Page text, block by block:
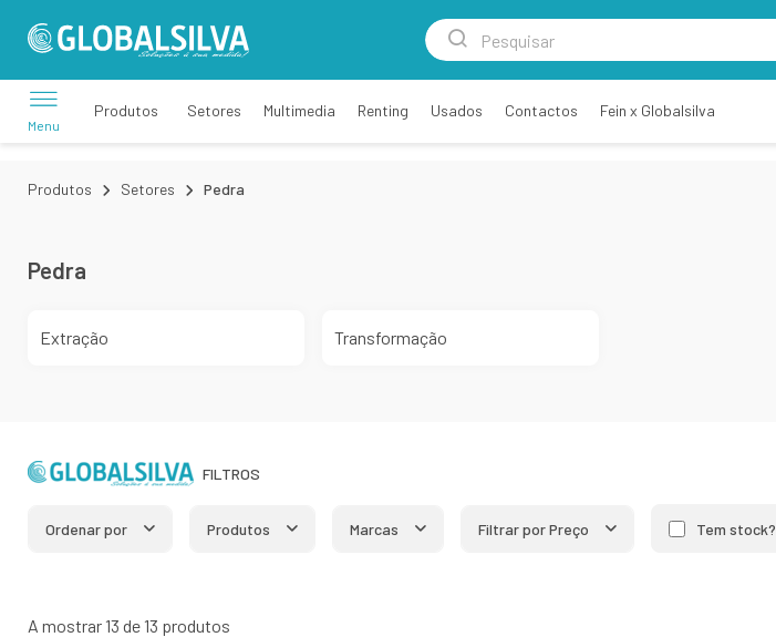
Menu
Produtos Setores Multimedia Renting Usados Contactos Fein x Globalsilva
Produtos Setores Pedra
Pedra
Extração Transformação
FILTROS
Ordenar por Produtos Marcas Filtrar por Preço Tem stock?
A mostrar 13 de 13 produtos